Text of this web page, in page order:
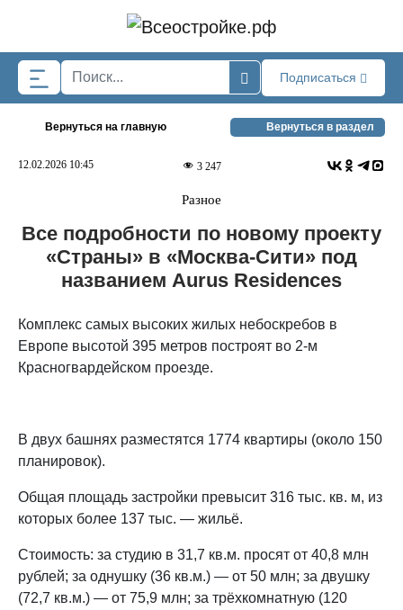
Подписаться
Вернуться на главную Вернуться в раздел
12.02.2026 10:45 3 247
Разное
Все подробности по новому проекту
«Страны» в «Москва-Сити» под
названием Aurus Residences
Комплекс самых высоких жилых небоскребов в
Европе высотой 395 метров построят во 2-м
Красногвардейском проезде.
В двух башнях разместятся 1774 квартиры (около 150
планировок).
Общая площадь застройки превысит 316 тыс. кв. м, из
которых более 137 тыс. — жильё.
Стоимость: за студию в 31,7 кв.м. просят от 40,8 млн
рублей; за однушку (36 кв.м.) — от 50 млн; за двушку
(72,7 кв.м.) — от 75,9 млн; за трёхкомнатную (120